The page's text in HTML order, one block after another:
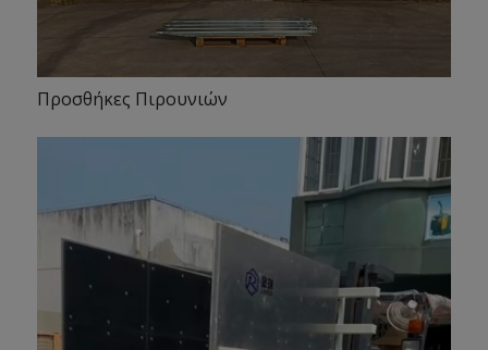
Προσθήκες Πιρουνιών